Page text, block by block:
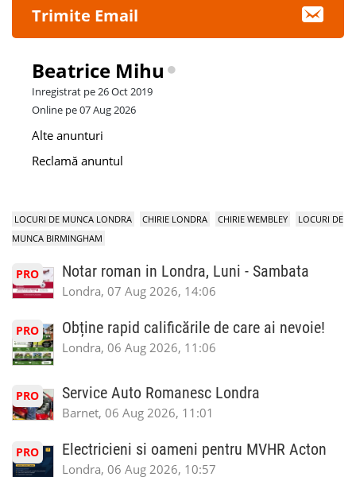
Trimite Email
Beatrice Mihu
Inregistrat pe 26 Oct 2019
Online pe 07 Aug 2026
Alte anunturi
Reclamă anuntul
LOCURI DE MUNCA LONDRA CHIRIE LONDRA CHIRIE WEMBLEY
LOCURI DE
MUNCA BIRMINGHAM
PRO Notar roman in Londra, Luni - Sambata
Londra, 07 Aug 2026, 14:06
PRO Obține rapid calificările de care ai nevoie!
Londra, 06 Aug 2026, 11:06
PRO Service Auto Romanesc Londra
Barnet, 06 Aug 2026, 11:01
PRO Electricieni si oameni pentru MVHR Acton
Londra, 06 Aug 2026, 10:57